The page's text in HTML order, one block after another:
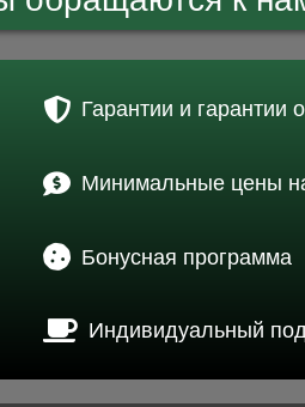
Гарантии и гарантии
Минимальные цены
Бонусная программа
Индивидуальный